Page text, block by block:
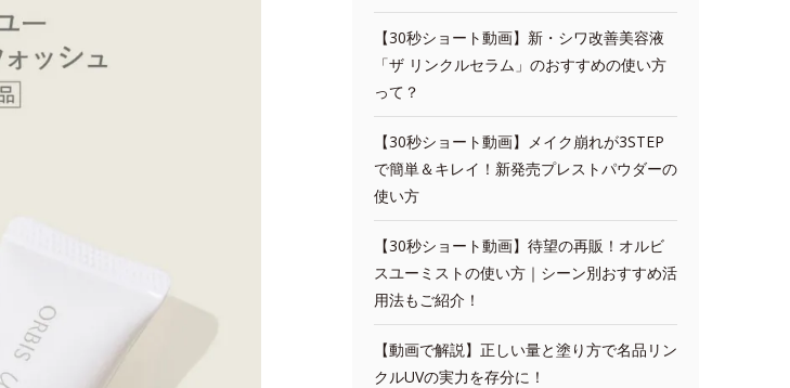
【30秒ショート動画】新・シワ改善美容液
「ザ リンクルセラム」のおすすめの使い方
って？
【30秒ショート動画】メイク崩れが3STEP
で簡単＆キレイ！新発売プレストパウダーの
使い方
【30秒ショート動画】待望の再販！オルビ
スユーミストの使い方｜シーン別おすすめ活
用法もご紹介！
【動画で解説】正しい量と塗り方で名品リン
クルUVの実力を存分に！